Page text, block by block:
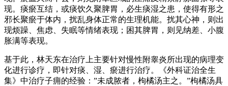
现。痰瘀互结，或痰饮久聚脾胃，必生痰湿之患，使得有形之
邪长聚瘀于体内，扰乱身体正常的生理机能。扰其心神，则出
现烦躁、焦虑、失眠等情绪表现；困其脾胃，则见纳差、小腹
胀满等表现。
基于此，林天东在治疗上主要针对慢性附睾炎所出现的病理变
化进行诊疗，即针对痰、湿、瘀进行治疗。《外科证治全生
集》中治疗子痈的经验：”未成脓者，枸橘汤主之。”枸橘汤具